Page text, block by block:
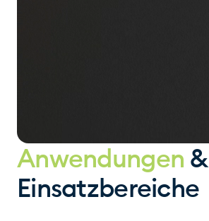
Anwendungen &
Einsatzbereiche